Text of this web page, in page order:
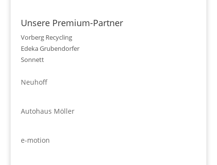
Unsere Premium-Partner
Vorberg Recycling
Edeka Grubendorfer
Sonnett
Neuhoff
Autohaus Möller
e-motion